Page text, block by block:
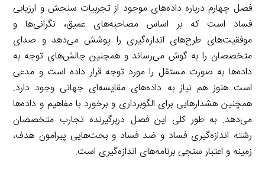
فصل چهارم درباره داده‌های موجود از تجربیات سنجش و ارزیابی
فساد است که بر اساس مصاحبه‌های عمیق، نگرانی‌ها و
موفقیت‌های طرح‌های اندازه‌گیری را پوشش می‌دهد و صدای
متخصصان را به گوش می‌رساند و همچنین چالش‌های توجه به
داده‌ها به صورت مستقل را مورد توجه قرار داده است و مدعی
است هنوز هم نیاز به داده‌های مقایسه‌ای جهانی وجود دارد.
همچنین هشدارهایی برای الگوبرداری و برخورد با مفاهیم و داده‌ها
می‌دهد. به طور کلی این فصل دربرگیرنده تجارب متخصصان
رشته اندازه‌گیری فساد و ضد فساد و بحث‌هایی پیرامون هدف،
زمینه و اعتبار سنجی برنامه‌های اندازه‌گیری است.